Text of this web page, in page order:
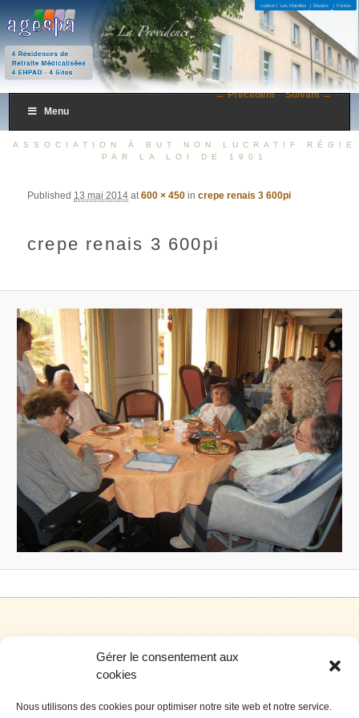
Gérer le consentement aux
cookies
Nous utilisons des cookies pour optimiser notre site web et notre service.
AGESPA
4 Résidences de Retraite Médicalisées 4 EHPAD – 4 Sites Lodève | Les Matelles | Béziers | Fontès
Menu
ASSOCIATION À BUT NON LUCRATIF RÉGIE
PAR LA LOI DE 1901
← Précédent Suivant →
crepe renais 3 600pi
Published 13 mai 2014 at600 × 450 increpe renais 3 600pi